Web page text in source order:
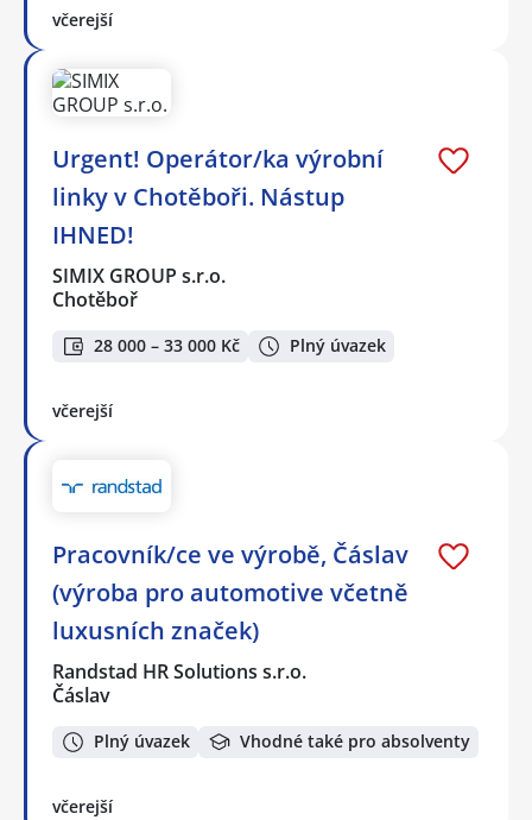
včerejší
Urgent! Operátor/ka výrobní
linky v Chotěboři. Nástup
IHNED!
SIMIX GROUP s.r.o.
Chotěboř
28 000 – 33 000 Kč Plný úvazek
včerejší
Pracovník/ce ve výrobě, Čáslav
(výroba pro automotive včetně
luxusních značek)
Randstad HR Solutions s.r.o.
Čáslav
Plný úvazek Vhodné také pro absolventy
včerejší